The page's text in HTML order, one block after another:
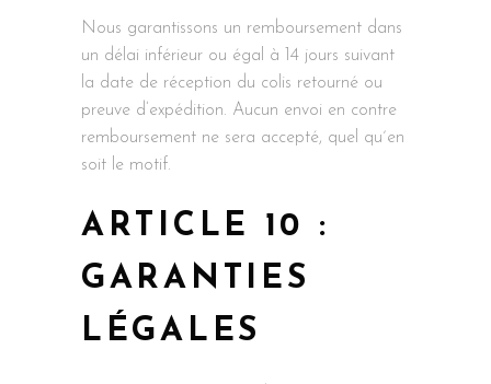
Nous garantissons un remboursement dans
un délai inférieur ou égal à 14 jours suivant
la date de réception du colis retourné ou
preuve d’expédition. Aucun envoi en contre
remboursement ne sera accepté, quel qu´en
soit le motif.
ARTICLE 10 :
GARANTIES
LÉGALES